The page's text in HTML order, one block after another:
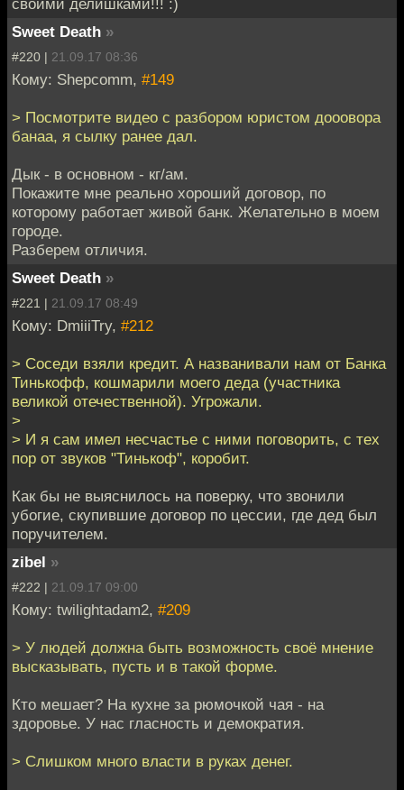
Sweet Death »
#220 | 21.09.17 08:36
Кому: Shepcomm, #149
> Посмотрите видео с разбором юристом дооовора
банаа, я сылку ранее дал.
Дык - в основном - кг/ам.
Покажите мне реально хороший договор, по
которому работает живой банк. Желательно в моем
городе.
Разберем отличия.
Sweet Death »
#221 | 21.09.17 08:49
Кому: DmiiiTry, #212
> Соседи взяли кредит. А названивали нам от Банка
Тинькофф, кошмарили моего деда (участника
великой отечественной). Угрожали.
>
> И я сам имел несчастье с ними поговорить, с тех
пор от звуков "Тинькоф", коробит.
Как бы не выяснилось на поверку, что звонили
убогие, скупившие договор по цессии, где дед был
поручителем.
zibel »
#222 | 21.09.17 09:00
Кому: twilightadam2, #209
> У людей должна быть возможность своё мнение
высказывать, пусть и в такой форме.
Кто мешает? На кухне за рюмочкой чая - на
здоровье. У нас гласность и демократия.
> Слишком много власти в руках денег.